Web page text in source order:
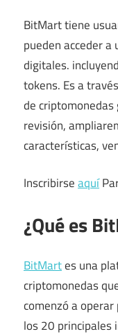
BitMart tiene
pueden acceder
digitales.
tokens. Es a
de
revisión,
características,
Inscribirseaquí
¿Qué es
BitMartes una
criptomonedas
comenzó a
los 20 principales